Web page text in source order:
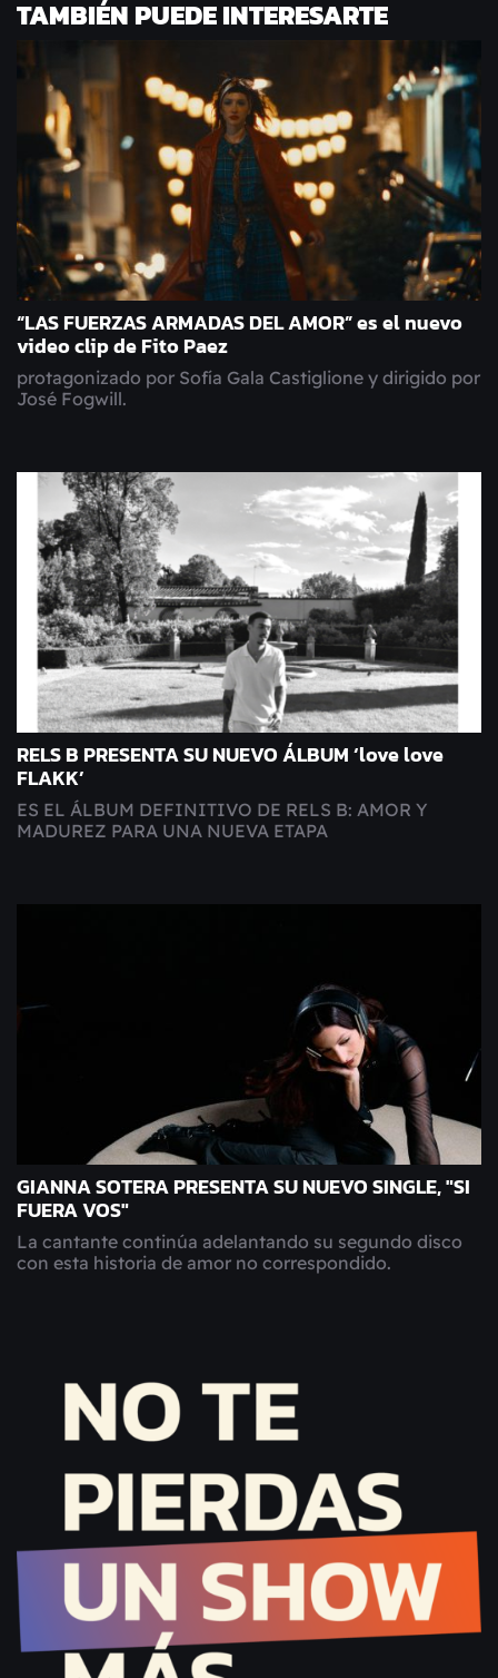
TAMBIÉN PUEDE INTERESARTE
“LAS FUERZAS ARMADAS DEL AMOR” es el nuevo
video clip de Fito Paez
protagonizado por Sofía Gala Castiglione y dirigido por
José Fogwill.
RELS B PRESENTA SU NUEVO ÁLBUM ‘love love
FLAKK’
ES EL ÁLBUM DEFINITIVO DE RELS B: AMOR Y
MADUREZ PARA UNA NUEVA ETAPA
GIANNA SOTERA PRESENTA SU NUEVO SINGLE, "SI
FUERA VOS"
La cantante continúa adelantando su segundo disco
con esta historia de amor no correspondido.